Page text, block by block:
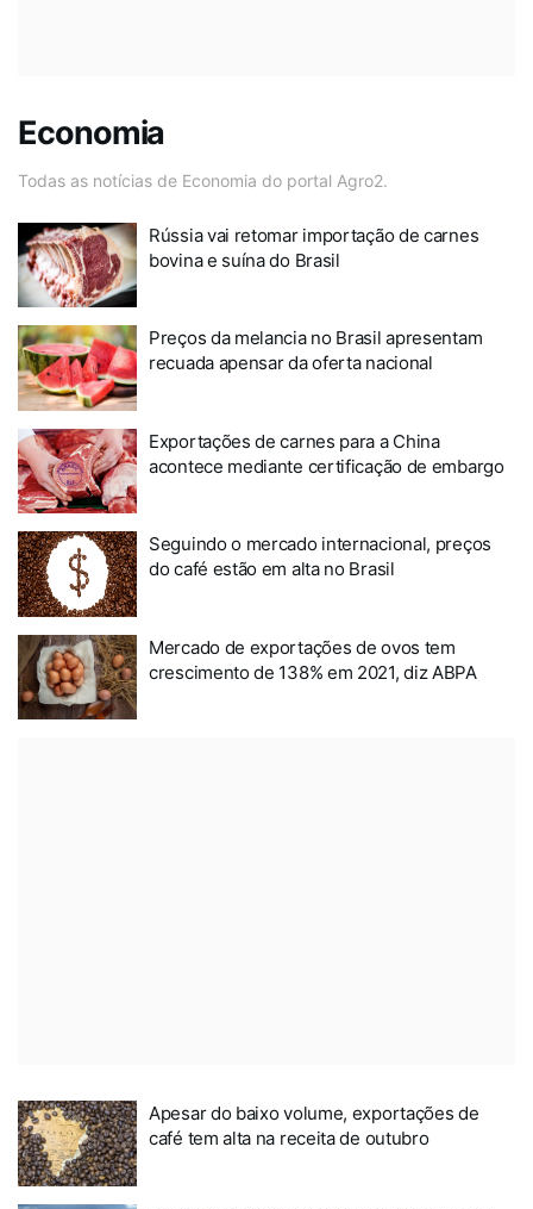
Economia
Todas as notícias de Economia do portal Agro2.
Rússia vai retomar importação de carnes
bovina e suína do Brasil
Preços da melancia no Brasil apresentam
recuada apensar da oferta nacional
Exportações de carnes para a China
acontece mediante certificação de embargo
Seguindo o mercado internacional, preços
do café estão em alta no Brasil
Mercado de exportações de ovos tem
crescimento de 138% em 2021, diz ABPA
Apesar do baixo volume, exportações de
café tem alta na receita de outubro